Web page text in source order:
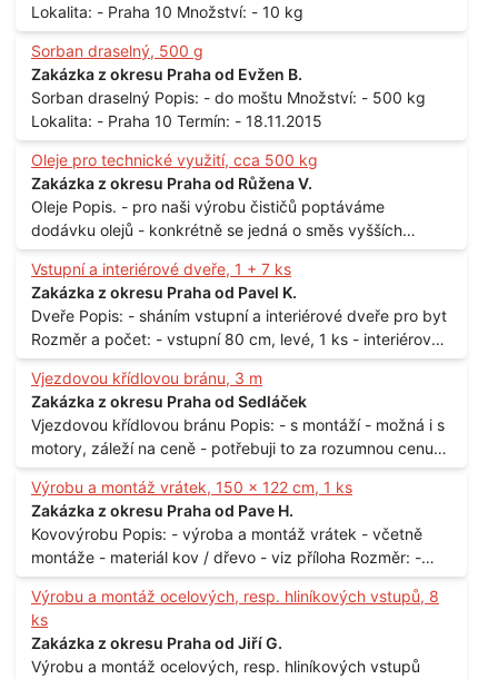
Lokalita: - Praha 10 Množství: - 10 kg
Sorban draselný, 500 g
Zakázka z okresu Praha od Evžen B.
Sorban draselný Popis: - do moštu Množství: - 500 kg
Lokalita: - Praha 10 Termín: - 18.11.2015
Oleje pro technické využití, cca 500 kg
Zakázka z okresu Praha od Růžena V.
Oleje Popis. - pro naši výrobu čističů poptáváme
dodávku olejů - konkrétně se jedná o směs vyšších
mastných kyselin s převahou olejové kyseliny - účelem je
technické využití - hustota při 20°C - cca 870 kg / m3
Balení: - po 190 kg v sudu Množství: - cca 500 kg - roční
spotřeba Lokalita: - Praha
Vstupní a interiérové dveře, 1 + 7 ks
Zakázka z okresu Praha od Pavel K.
Dveře Popis: - sháním vstupní a interiérové dveře pro byt
Rozměr a počet: - vstupní 80 cm, levé, 1 ks - interiérové
80 cm, levé, 2 ks - 80 cm, pravé, 3 ks - 60 cm, levé, 2 ks
Lokalita: - Praha 10
Vjezdovou křídlovou bránu, 3 m
Zakázka z okresu Praha od Sedláček
Vjezdovou křídlovou bránu Popis: - s montáží - možná i s
motory, záleží na ceně - potřebuji to za rozumnou cenu
Materiál: - ocel Množství: - 1 ks Velikost: - 3 m Lokalita: -
Praha
Výrobu a montáž vrátek, 150 x 122 cm, 1 ks
Zakázka z okresu Praha od Pave H.
Kovovýrobu Popis: - výroba a montáž vrátek - včetně
montáže - materiál kov / dřevo - viz příloha Rozměr: -
150 x 122 cm Lokalita: - Senohraby Nabídky na e-mail.
Výrobu a montáž ocelových, resp. hliníkových vstupů, 8
ks
Zakázka z okresu Praha od Jiří G.
Výrobu a montáž ocelových, resp. hliníkových vstupů